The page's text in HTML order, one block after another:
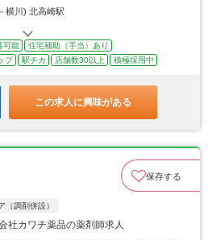
横川) 北高崎駅
可能
住宅補助（手当）あり
プ 駅チカ 店舗数30以上 積極採用中
この求人に興味がある
保存する
（調剤併設）
カワチ薬品の薬剤師求人